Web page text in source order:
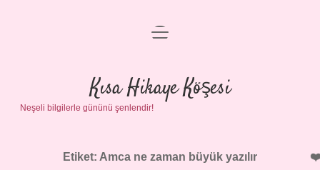
Anasayfa
Gizlilik Politikası
Yasal Uyarı
menüyü
Kısa Hikaye Köşesi
Neşeli bilgilerle gününü şenlendir!
Etiket: Amca ne zaman büyük yazılır